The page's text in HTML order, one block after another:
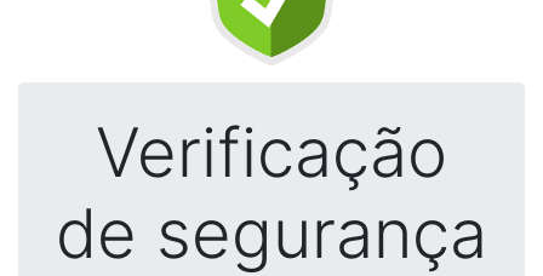
Verificação
de segurança